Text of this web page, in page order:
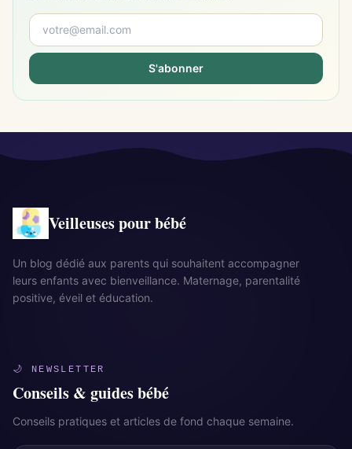
S'abonner
Veilleuses pour bébé
Un blog dédié aux parents qui souhaitent accompagner
leurs enfants avec bienveillance. Maternage, parentalité
positive, éveil et éducation.
🌙 NEWSLETTER
Conseils & guides bébé
Conseils pratiques et articles de fond chaque semaine.